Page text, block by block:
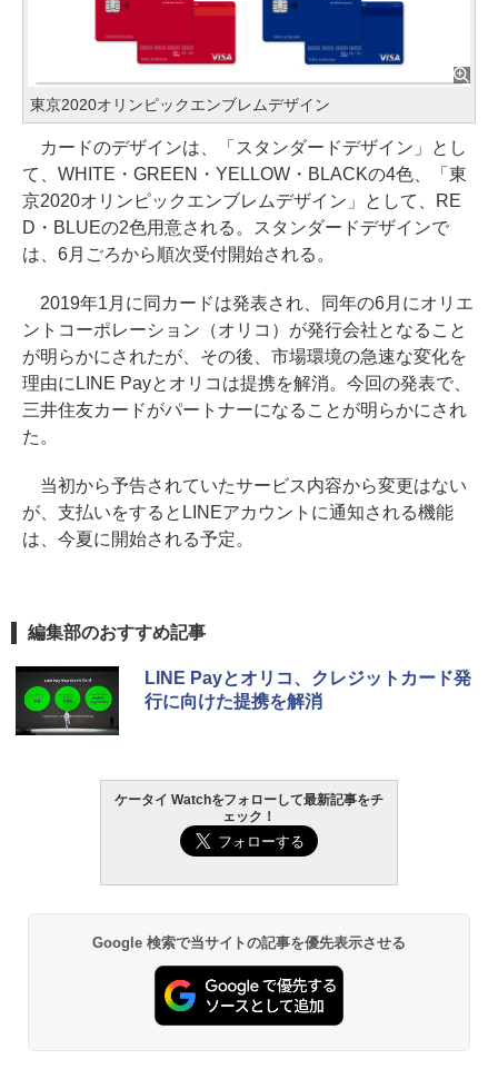
東京2020オリンピックエンブレムデザイン
カードのデザインは、「スタンダードデザイン」とし
て、WHITE・GREEN・YELLOW・BLACKの4色、「東
京2020オリンピックエンブレムデザイン」として、RE
D・BLUEの2色用意される。スタンダードデザインで
は、6月ごろから順次受付開始される。
2019年1月に同カードは発表され、同年の6月にオリエ
ントコーポレーション（オリコ）が発行会社となること
が明らかにされたが、その後、市場環境の急速な変化を
理由にLINE Payとオリコは提携を解消。今回の発表で、
三井住友カードがパートナーになることが明らかにされ
た。
当初から予告されていたサービス内容から変更はない
が、支払いをするとLINEアカウントに通知される機能
は、今夏に開始される予定。
編集部のおすすめ記事
LINE Payとオリコ、クレジットカード発
行に向けた提携を解消
ケータイ Watchをフォローして最新記事をチ
ェック！
Google 検索で当サイトの記事を優先表示させる